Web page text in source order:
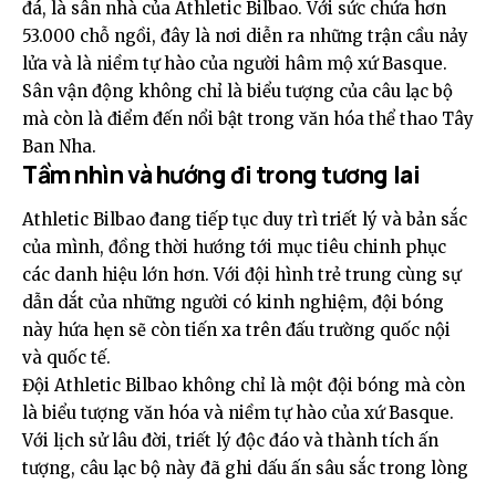
đá, là sân nhà của Athletic Bilbao. Với sức chứa hơn
53.000 chỗ ngồi, đây là nơi diễn ra những trận cầu nảy
lửa và là niềm tự hào của người hâm mộ xứ Basque.
Sân vận động không chỉ là biểu tượng của câu lạc bộ
mà còn là điểm đến nổi bật trong văn hóa thể thao Tây
Ban Nha.
Tầm nhìn và hướng đi trong tương lai
Athletic Bilbao đang tiếp tục duy trì triết lý và bản sắc
của mình, đồng thời hướng tới mục tiêu chinh phục
các danh hiệu lớn hơn. Với đội hình trẻ trung cùng sự
dẫn dắt của những người có kinh nghiệm, đội bóng
này hứa hẹn sẽ còn tiến xa trên đấu trường quốc nội
và quốc tế.
Đội Athletic Bilbao không chỉ là một đội bóng mà còn
là biểu tượng văn hóa và niềm tự hào của xứ Basque.
Với lịch sử lâu đời, triết lý độc đáo và thành tích ấn
tượng, câu lạc bộ này đã ghi dấu ấn sâu sắc trong lòng